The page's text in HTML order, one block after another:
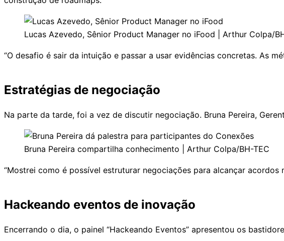
Lucas Azevedo, Sênior Product Manager no iFood | Arthur Colpa/
“O desafio é sair da intuição e passar a usar evidências concretas. As
Estratégias de negociação
Na parte da tarde, foi a vez de discutir negociação. Bruna Pereira,
Bruna Pereira compartilha conhecimento | Arthur Colpa/BH-TEC
“Mostrei como é possível estruturar negociações para alcançar
Hackeando eventos de inovação
Encerrando o dia, o painel “Hackeando Eventos” apresentou os